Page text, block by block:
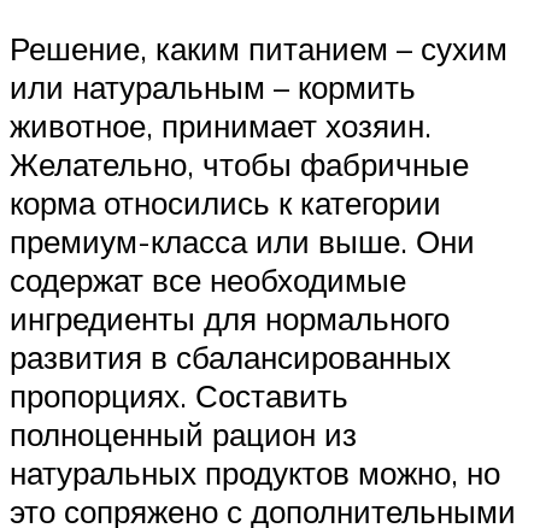
Решение, каким питанием – сухим
или натуральным – кормить
животное, принимает хозяин.
Желательно, чтобы фабричные
корма относились к категории
премиум-класса или выше. Они
содержат все необходимые
ингредиенты для нормального
развития в сбалансированных
пропорциях. Составить
полноценный рацион из
натуральных продуктов можно, но
это сопряжено с дополнительными